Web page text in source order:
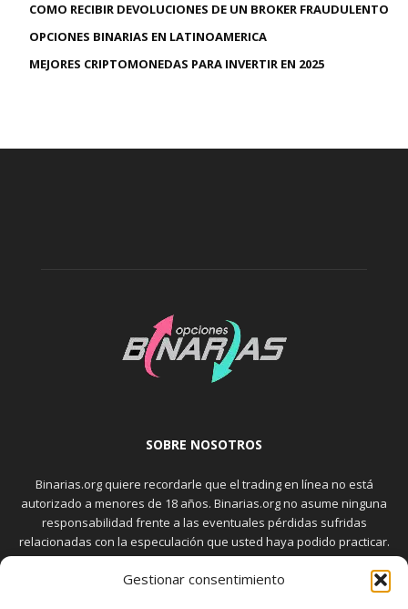
Gestionar consentimiento
COMO RECIBIR DEVOLUCIONES DE UN BROKER FRAUDULENTO
OPCIONES BINARIAS EN LATINOAMERICA
MEJORES CRIPTOMONEDAS PARA INVERTIR EN 2025
SOBRE NOSOTROS
Binarias.org quiere recordarle que el trading en línea no está
autorizado a menores de 18 años. Binarias.org no asume ninguna
responsabilidad frente a las eventuales pérdidas sufridas
relacionadas con la especulación que usted haya podido practicar.
El trading en el mercado de opciones binarias implica riesgos
elevados. Usted debe conocer y aceptar estos riesgos, que